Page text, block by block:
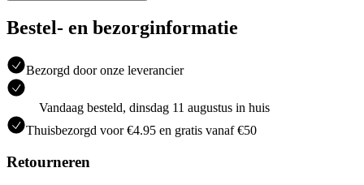
Bestel- en bezorginformatie
Bezorgd door onze leverancier
Vandaag besteld, dinsdag 11 augustus in huis
Thuisbezorgd voor €4.95 en gratis vanaf €50
Retourneren